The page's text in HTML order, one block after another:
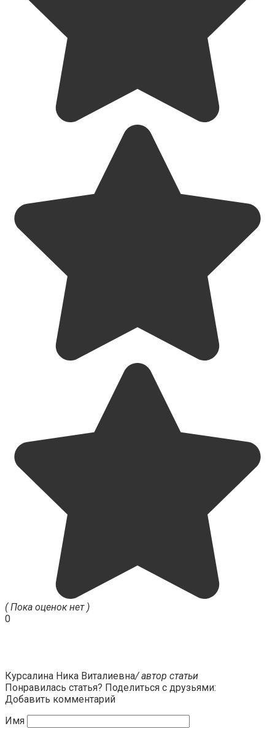
( Пока оценок нет )
0
Курсалина Ника Виталиевна/ автор статьи
Понравилась статья? Поделиться с друзьями:
Добавить комментарий
Имя